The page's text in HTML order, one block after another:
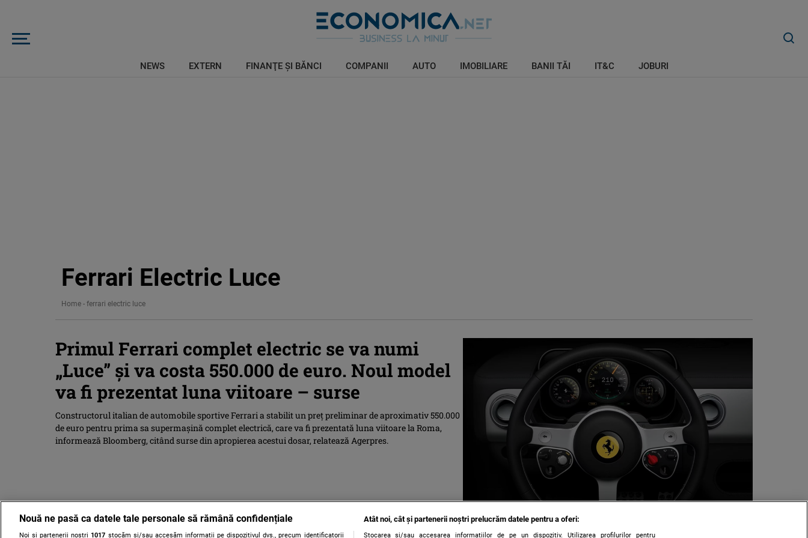
NEWS EXTERN FINANŢE ŞI BĂNCI COMPANII AUTO IMOBILIARE BANII TĂI IT&C JOBURI
Ferrari Electric Luce
Home - ferrari electric luce
Primul Ferrari complet electric se va numi
„Luce” și va costa 550.000 de euro. Noul model
va fi prezentat luna viitoare – surse
Constructorul italian de automobile sportive Ferrari a stabilit un preţ preliminar de aproximativ 550.000
de euro pentru prima sa supermaşină complet electrică, care va fi prezentată luna viitoare la Roma,
informează Bloomberg, citând surse din apropierea acestui dosar, relatează Agerpres.
Nouă ne pasă ca datele tale personale să rămână confidențiale
Noi și partenerii noștri1017 stocăm și/sau accesăm informații pe dispozitivul dvs., precum identificatorii
Atât noi, cât și partenerii noștri prelucrăm datele pentru a oferi:
Stocarea și/sau accesarea informațiilor de pe un dispozitiv. Utilizarea profilurilor pentru